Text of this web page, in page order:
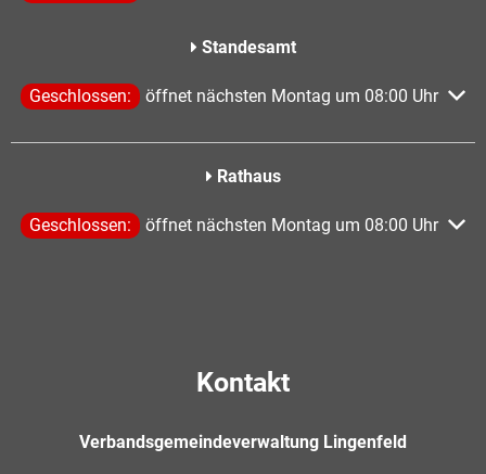
Standesamt
Klicken, um weitere Öffnungs- oder Schließzeiten
Geschlossen: öffnet nächsten Montag um 08:00 Uhr
Rathaus
Klicken, um weitere Öffnungs- oder Schließzeiten
Geschlossen: öffnet nächsten Montag um 08:00 Uhr
Kontakt
Verbandsgemeindeverwaltung Lingenfeld